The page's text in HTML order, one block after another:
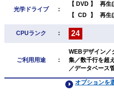
光学ドライブ ：
【 DVD 】 再生
【 CD 】 再生
CPUランク ： 24
ご利用用途 ：
WEBデザイン／
集／数千行を超
／データベース
オプションを